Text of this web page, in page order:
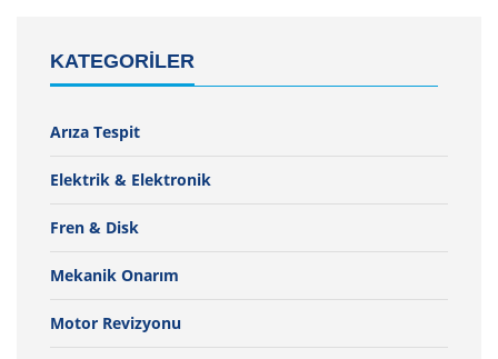
KATEGORILER
Arıza Tespit
Elektrik & Elektronik
Fren & Disk
Mekanik Onarım
Motor Revizyonu